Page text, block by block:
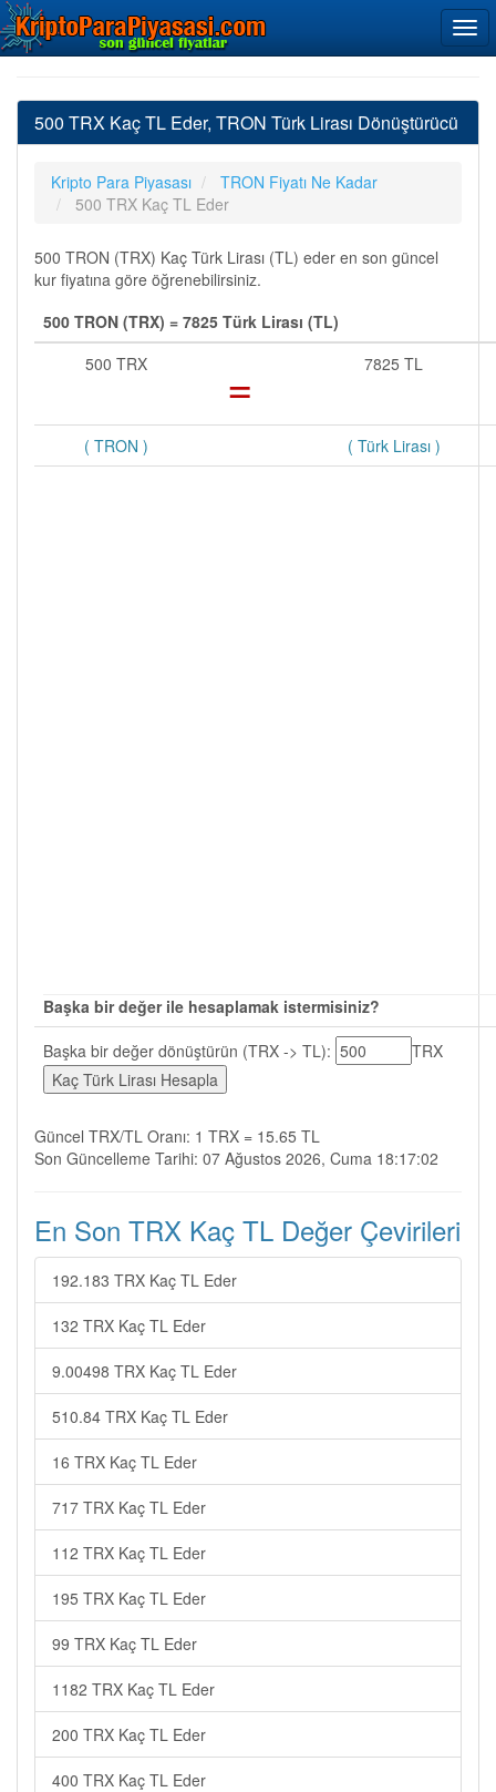
500 TRX Kaç TL Eder, TRON Türk Lirası Dönüştürücü
Kripto Para Piyasası
TRON Fiyatı Ne Kadar
500 TRX Kaç TL Eder
500 TRON (TRX) Kaç Türk Lirası (TL) eder en son güncel
kur fiyatına göre öğrenebilirsiniz.
500 TRON (TRX) = 7825 Türk Lirası (TL)
500 TRX
= 7825 TL
( TRON ) ( Türk Lirası )
Başka bir değer ile hesaplamak istermisiniz?
Başka bir değer dönüştürün (TRX -> TL):
TRX
Güncel TRX/TL Oranı: 1 TRX = 15.65 TL
Son Güncelleme Tarihi: 07 Ağustos 2026, Cuma 18:17:02
En Son TRX Kaç TL Değer Çevirileri
192.183 TRX Kaç TL Eder
132 TRX Kaç TL Eder
9.00498 TRX Kaç TL Eder
510.84 TRX Kaç TL Eder
16 TRX Kaç TL Eder
717 TRX Kaç TL Eder
112 TRX Kaç TL Eder
195 TRX Kaç TL Eder
99 TRX Kaç TL Eder
1182 TRX Kaç TL Eder
200 TRX Kaç TL Eder
400 TRX Kaç TL Eder